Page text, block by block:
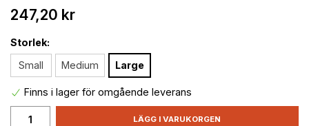
247,20 kr
Storlek:
Small
Medium Large
Finns i lager för omgående leverans
LÄGG I VARUKORGEN